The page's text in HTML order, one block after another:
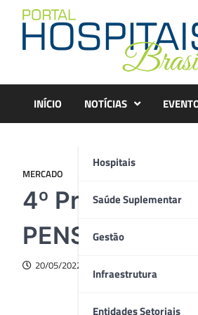
content
INÍCIO NOTÍCIAS
Hospitais
Saúde Suplementar
Gestão
Infraestrutura
Entidades Setoriais
MERCADO
4º Prêmio de
PENSI:
20/05/2022